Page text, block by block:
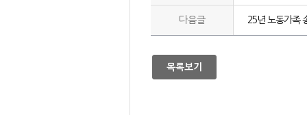
다음글 25년 노동가족
목록보기